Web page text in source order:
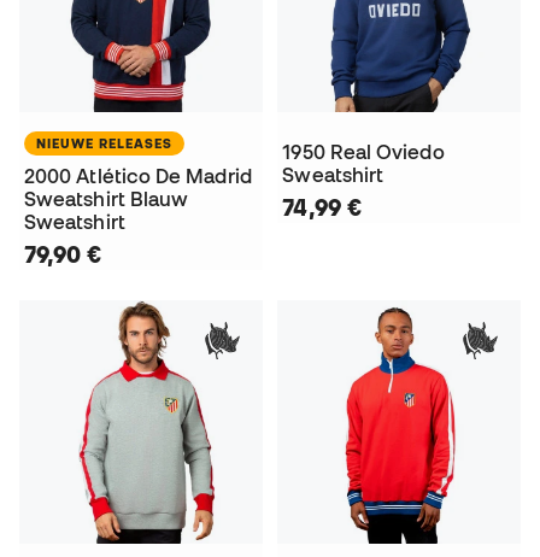
NIEUWE RELEASES
2000 Atlético De Madrid
Sweatshirt Blauw
Sweatshirt
79,90 €
1950 Real Oviedo
Sweatshirt
74,99 €